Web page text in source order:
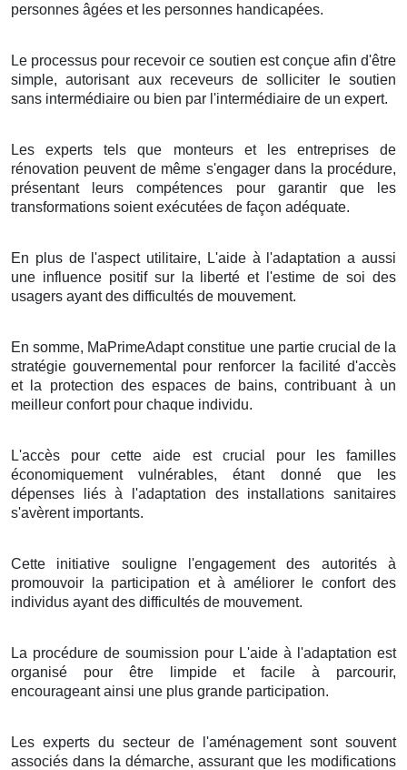
personnes âgées et les personnes handicapées.
Le processus pour recevoir ce soutien est conçue afin d'être
simple, autorisant aux receveurs de solliciter le soutien
sans intermédiaire ou bien par l'intermédiaire de un expert.
Les experts tels que monteurs et les entreprises de
rénovation peuvent de même s'engager dans la procédure,
présentant leurs compétences pour garantir que les
transformations soient exécutées de façon adéquate.
En plus de l'aspect utilitaire, L'aide à l'adaptation a aussi
une influence positif sur la liberté et l'estime de soi des
usagers ayant des difficultés de mouvement.
En somme, MaPrimeAdapt constitue une partie crucial de la
stratégie gouvernemental pour renforcer la facilité d'accès
et la protection des espaces de bains, contribuant à un
meilleur confort pour chaque individu.
L'accès pour cette aide est crucial pour les familles
économiquement vulnérables, étant donné que les
dépenses liés à l'adaptation des installations sanitaires
s'avèrent importants.
Cette initiative souligne l'engagement des autorités à
promouvoir la participation et à améliorer le confort des
individus ayant des difficultés de mouvement.
La procédure de soumission pour L'aide à l'adaptation est
organisé pour être limpide et facile à parcourir,
encourageant ainsi une plus grande participation.
Les experts du secteur de l'aménagement sont souvent
associés dans la démarche, assurant que les modifications